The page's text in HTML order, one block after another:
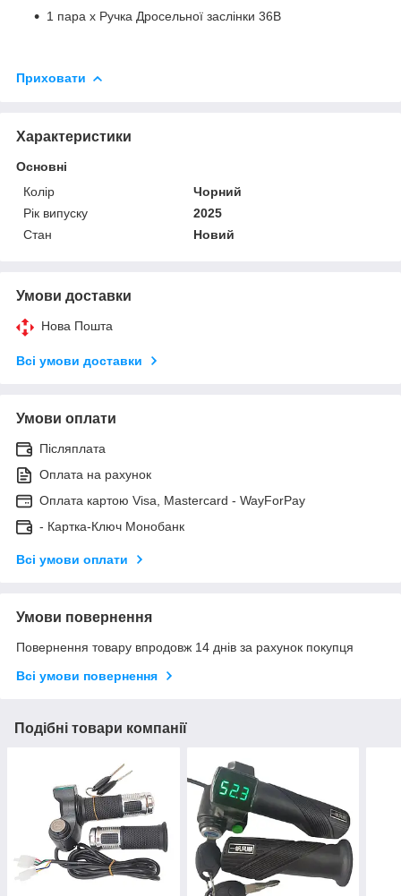
1 пара х Ручка Дросельної заслінки 36В
Приховати
Характеристики
Основні
Колір
Чорний
Рік випуску
2025
Стан
Новий
Умови доставки
Нова Пошта
Всі умови доставки
Умови оплати
Післяплата
Оплата на рахунок
Оплата картою Visa, Mastercard - WayForPay
- Картка-Ключ Монобанк
Всі умови оплати
Умови повернення
Повернення товару впродовж 14 днів за рахунок покупця
Всі умови повернення
Подібні товари компанії